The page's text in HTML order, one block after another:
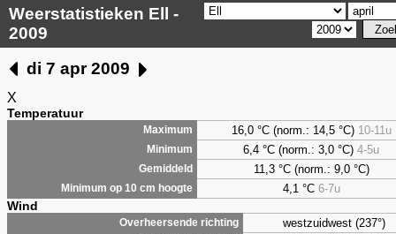
Weerstatistieken Ell -
2009
di 7 apr 2009
X
Temperatuur
Maximum 16,0 °C (norm.: 14,5 °C) 10-11u
Minimum 6,4 °C (norm.: 3,0 °C) 4-5u
Gemiddeld 11,3 °C (norm.: 9,0 °C)
Minimum op 10 cm hoogte 4,1 °C 6-7u
Wind
Overheersende richting westzuidwest (237°)